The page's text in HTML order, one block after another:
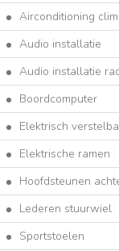
Airconditioning
Audio installatie
Audio installatie
Boordcomputer
Elektrisch
Elektrische ramen
Hoofdsteunen
Lederen stuurwiel
Sportstoelen